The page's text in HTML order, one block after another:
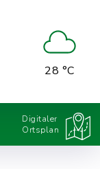
28 °C
Digitaler
Ortsplan